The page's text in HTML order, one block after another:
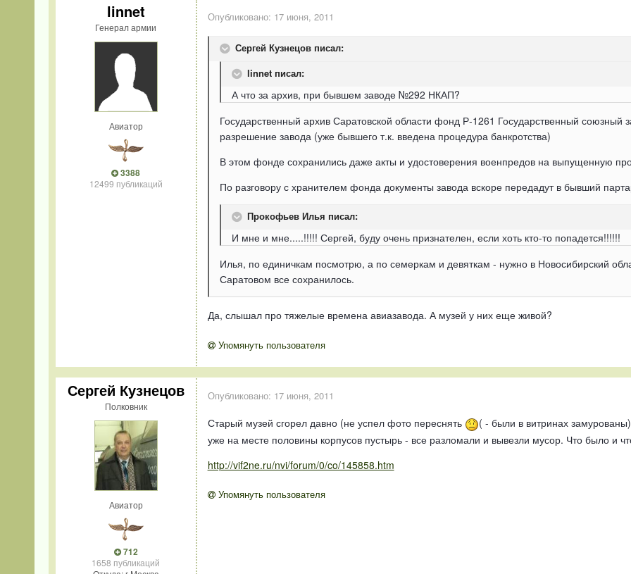
linnet
Генерал армии
Авиатор
3388
12499 публикаций
Опубликовано: 17 июня, 2011
Сергей Кузнецов писал:
linnet писал:
А что за архив, при бывшем заводе №292 НКАП?
Государственный архив Саратовской области фонд Р-1261 Государственный союзный
разрешение завода (уже бывшего т.к. введена процедура банкротства)
В этом фонде сохранились даже акты и удостоверения военпредов на выпущенную
По разговору с хранителем фонда документы завода вскоре передадут в бывший
Прокофьев Илья писал:
И мне и мне.....!!!!! Сергей, буду очень признателен, если хоть кто-то попадется!!!!!!
Илья, по единичкам посмотрю, а по семеркам и девяткам - нужно в Новосибирский
Саратовом все сохранилось.
Да, слышал про тяжелые времена авиазавода. А музей у них еще живой?
Упомянуть пользователя
Сергей Кузнецов
Полковник
Авиатор
712
1658 публикаций
Опубликовано: 17 июня, 2011
Старый музей сгорел давно (не успел фото переснять
( - были в витринах
уже на месте половины корпусов пустырь - все разломали и вывезли мусор. Что было и
http://vif2ne.ru/nvi/forum/0/co/145858.htm
Упомянуть пользователя